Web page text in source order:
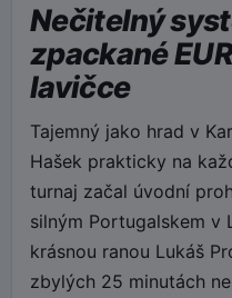
Nečitelný
zpackané
lavičce
Tajemný jako hrad v
Hašek prakticky na
turnaj začal úvodní
silným Portugalskem v
krásnou ranou Lukáš
zbylých 25 minutách